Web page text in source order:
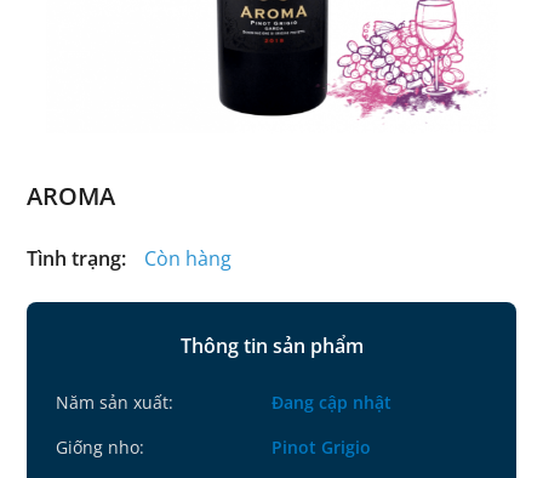
AROMA
Tình trạng: Còn hàng
Thông tin sản phẩm
Năm sản xuất:
Đang cập nhật
Giống nho:
Pinot Grigio